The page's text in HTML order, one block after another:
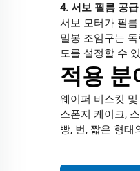
4. 서보 필름 공
서보 모터가 필
밀봉 조임구는
도를 설정할 수
적용 분
웨이퍼 비스킷
스폰지 케이크,
빵, 번, 짧은 형태